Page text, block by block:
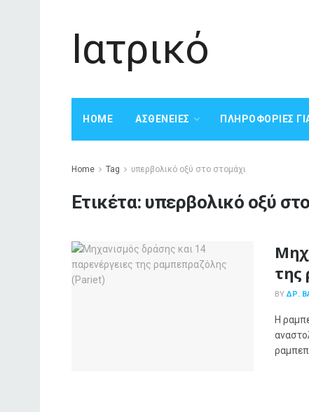
Ιατρικό
HOME ΑΣΘΈΝΕΙΕΣ ΠΛΗΡΟΦΟΡΊΕΣ
Home Tag υπερβολικό οξύ στο στομάχι
Ετικέτα: υπερβολικό οξύ
της
BY ΔΡ.
Η